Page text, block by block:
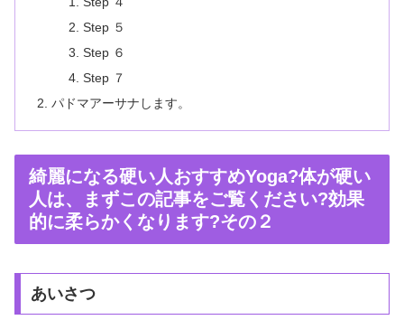
Step ５
Step ６
Step ７
パドマアーサナします。
綺麗になる硬い人おすすめYoga?体が硬い
人は、まずこの記事をご覧ください?効果
的に柔らかくなります?その２
あいさつ